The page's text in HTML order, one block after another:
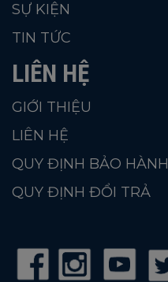
SỰ KIỆN
TIN TỨC
LIÊN HỆ
GIỚI THIỆU
LIÊN HỆ
QUY ĐỊNH BẢO HÀNH
QUY ĐỊNH ĐỔI TRẢ